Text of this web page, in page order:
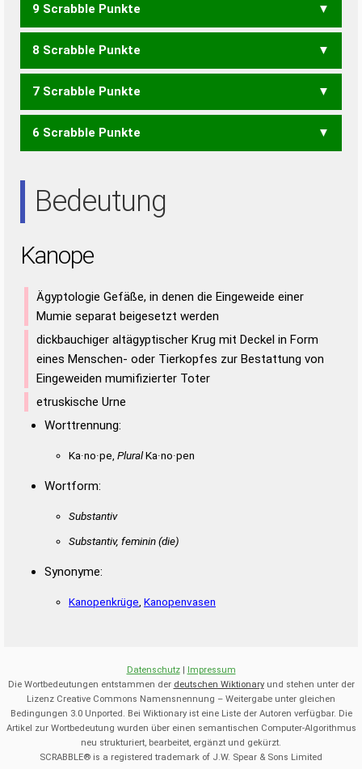
PEAK
9 Scrabble Punkte
KAP PAK APNOE
8 Scrabble Punkte
OPEN PEON
7 Scrabble Punkte
AOK APO EPO NOK OPA
6 Scrabble Punkte
Bedeutung
Kanope
Ägyptologie Gefäße, in denen die Eingeweide einer
Mumie separat beigesetzt werden
dickbauchiger altägyptischer Krug mit Deckel in Form
eines Menschen- oder Tierkopfes zur Bestattung von
Eingeweiden mumifizierter Toter
etruskische Urne
Worttrennung:
Ka·no·pe, PluralKa·no·pen
Wortform:
Substantiv
Substantiv, feminin(die)
Synonyme:
Kanopenkrüge Kanopenvasen
Datenschutz| Impressum
Die Wortbedeutungen entstammen der deutschen Wiktionaryund stehen unter der
Lizenz Creative Commons Namensnennung – Weitergabe unter gleichen
Bedingungen 3.0 Unported. Bei Wiktionary ist eine Liste der Autoren verfügbar. Die
Artikel zur Wortbedeutung wurden über einen semantischen Computer-Algorithmus
neu strukturiert, bearbeitet, ergänzt und gekürzt.
SCRABBLE® is a registered trademark of J.W. Spear & Sons Limited